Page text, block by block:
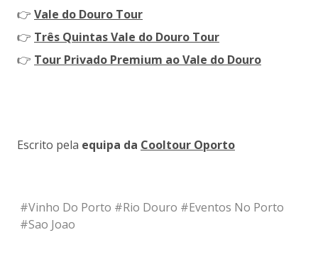
👉 Vale do Douro Tour
👉 Três Quintas Vale do Douro Tour
👉 Tour Privado Premium ao Vale do Douro
Escrito pela equipa da Cooltour Oporto
#Vinho Do Porto #Rio Douro #Eventos No Porto
#Sao Joao